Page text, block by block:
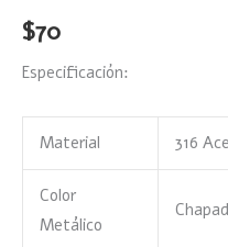
$70
Especificación:
Material 316
Color
Metálico